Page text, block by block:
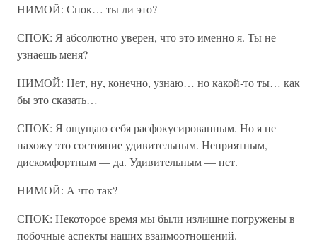
НИМОЙ: Спок… ты ли это?
СПОК: Я абсолютно уверен, что это именно я. Ты не
узнаешь меня?
НИМОЙ: Нет, ну, конечно, узнаю… но какой-то ты… как
бы это сказать…
СПОК: Я ощущаю себя расфокусированным. Но я не
нахожу это состояние удивительным. Неприятным,
дискомфортным — да. Удивительным — нет.
НИМОЙ: А что так?
СПОК: Некоторое время мы были излишне погружены в
побочные аспекты наших взаимоотношений.